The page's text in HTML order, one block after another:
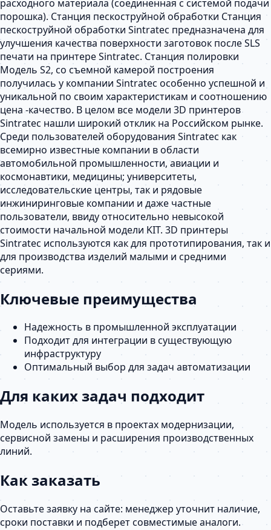
расходного материала (соединенная с системой подачи
порошка). Станция пескоструйной обработки Станция
пескоструйной обработки Sintratec предназначена для
улучшения качества поверхности заготовок после SLS
печати на принтере Sintratec. Станция полировки
Модель S2, со съемной камерой построения
получилась у компании Sintratec особенно успешной и
уникальной по своим характеристикам и соотношению
цена -качество. В целом все модели 3D принтеров
Sintratec нашли широкий отклик на Российском рынке.
Среди пользователей оборудования Sintratec как
всемирно известные компании в области
автомобильной промышленности, авиации и
космонавтики, медицины; университеты,
исследовательские центры, так и рядовые
инжиниринговые компании и даже частные
пользователи, ввиду относительно невысокой
стоимости начальной модели KIT. 3D принтеры
Sintratec используются как для прототипирования, так и
для производства изделий малыми и средними
сериями.
Ключевые преимущества
Надежность в промышленной эксплуатации
Подходит для интеграции в существующую
инфраструктуру
Оптимальный выбор для задач автоматизации
Для каких задач подходит
Модель используется в проектах модернизации,
сервисной замены и расширения производственных
линий.
Как заказать
Оставьте заявку на сайте: менеджер уточнит наличие,
сроки поставки и подберет совместимые аналоги.